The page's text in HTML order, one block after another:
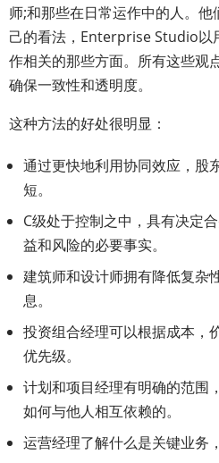
师;和那些在日常运作中的人。
己的看法，Enterprise Studio以
作相关的那些方面。所有这些观
确保一致性和透明度。
这种方法的好处很明显：
通过更快地利用协同效应，股
短。
C级处于控制之中，具有决定
益和风险的必要事实。
建筑师和设计师拥有降低复杂
息。
投资组合经理可以根据成本，
优先级。
计划和项目经理有明确的范围
如何与他人相互依赖的。
运营经理了解什么是关键业务